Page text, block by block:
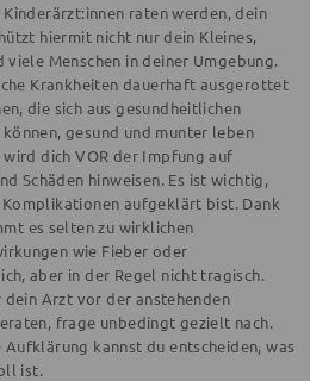
raten werden, dein
hiermit nicht nur dein Kleines,
Menschen in deiner Umgebung.
Krankheiten dauerhaft ausgerottet
die sich aus gesundheitlichen
gesund und munter leben
dich VOR der Impfung auf
Schäden hinweisen. Es ist wichtig,
aufgeklärt bist. Dank
es selten zu wirklichen
wie Fieber oder
aber in der Regel nicht tragisch.
Arzt vor der anstehenden
frage unbedingt gezielt nach.
kannst du entscheiden, was
ist.